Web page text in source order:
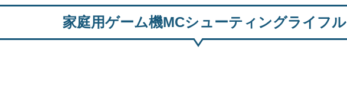
家庭用ゲーム機MCシューティングライフル